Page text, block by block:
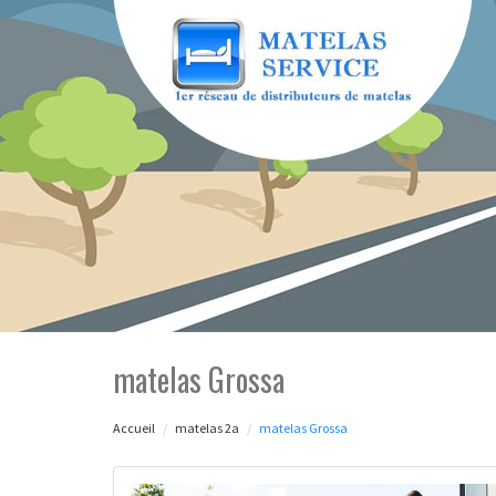
matelas Grossa
Accueil matelas 2a matelas Grossa